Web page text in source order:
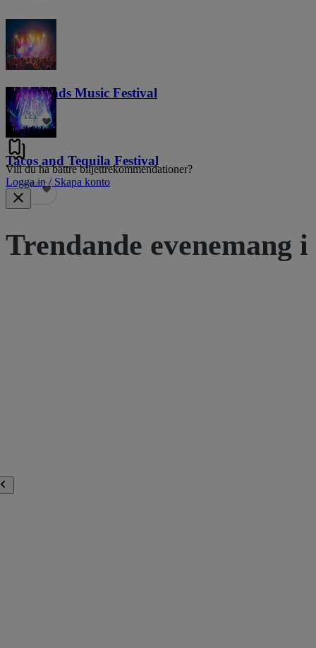
Lost Lands Music Festival
121
Tacos and Tequila Festival
690
Vill du ha bättre biljettrekommendationer?
Logga in / Skapa konto
Trendande evenemang